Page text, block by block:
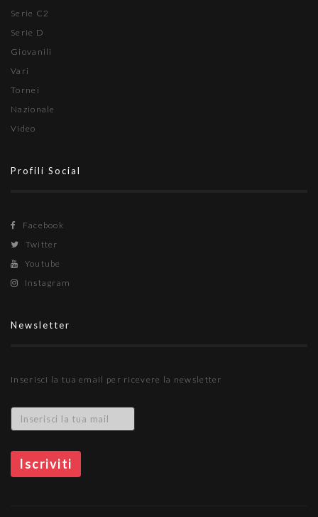
Serie C2
Serie D
Giovanili
Vari
Tornei
Nazionale
Video
Profili Social
Facebook
Twitter
Youtube
Instagram
Newsletter
Inserisci la tua email per ricevere la newsletter